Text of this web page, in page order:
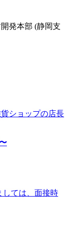
発本部 (静岡支
ショップの店長
ては、面接時